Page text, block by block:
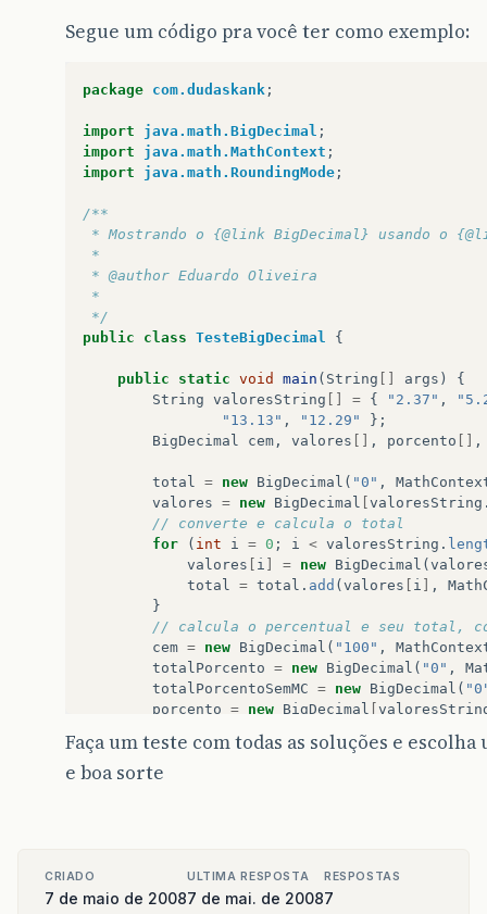
Segue um código pra você ter como exemplo:
package com.dudaskank ;
import java.math.BigDecimal ;
import
java.math.MathContext ;
import
java.math.RoundingMode ;
/**
* Mostrando o {@link BigDecimal} usando o
*
* @author Eduardo Oliveira
*
*/
public
class TesteBigDecimal {
public static void main ( String args )
{
String valoresString = { "2.37" ,
"13.13" , "12.29"
};
BigDecimal
cem , valores , porcento ,
total = new BigDecimal ( "0" ,
valores = new BigDecimal valoresString
// converte e calcula o total
for
( int i = 0 ; i < valoresString .
valores
i = new BigDecimal (
total = total . add ( valores i ,
}
// calcula o percentual e seu total,
cem = new BigDecimal ( "100" ,
totalPorcento = new BigDecimal ( "0" ,
totalPorcentoSemMC = new BigDecimal (
porcento = new BigDecimal
porcentoSemMC
BigDecimal
for
(int i = 0; i < valores .length; i
.divide(total, 8, RoundingMode
totalPorcentoSemMC
Faça um teste com todas as soluções e
e boa sorte
CRIADO
7 de maio de 2008
ULTIMA RESPOSTA
7 de mai. de 2008
RESPOSTAS
7